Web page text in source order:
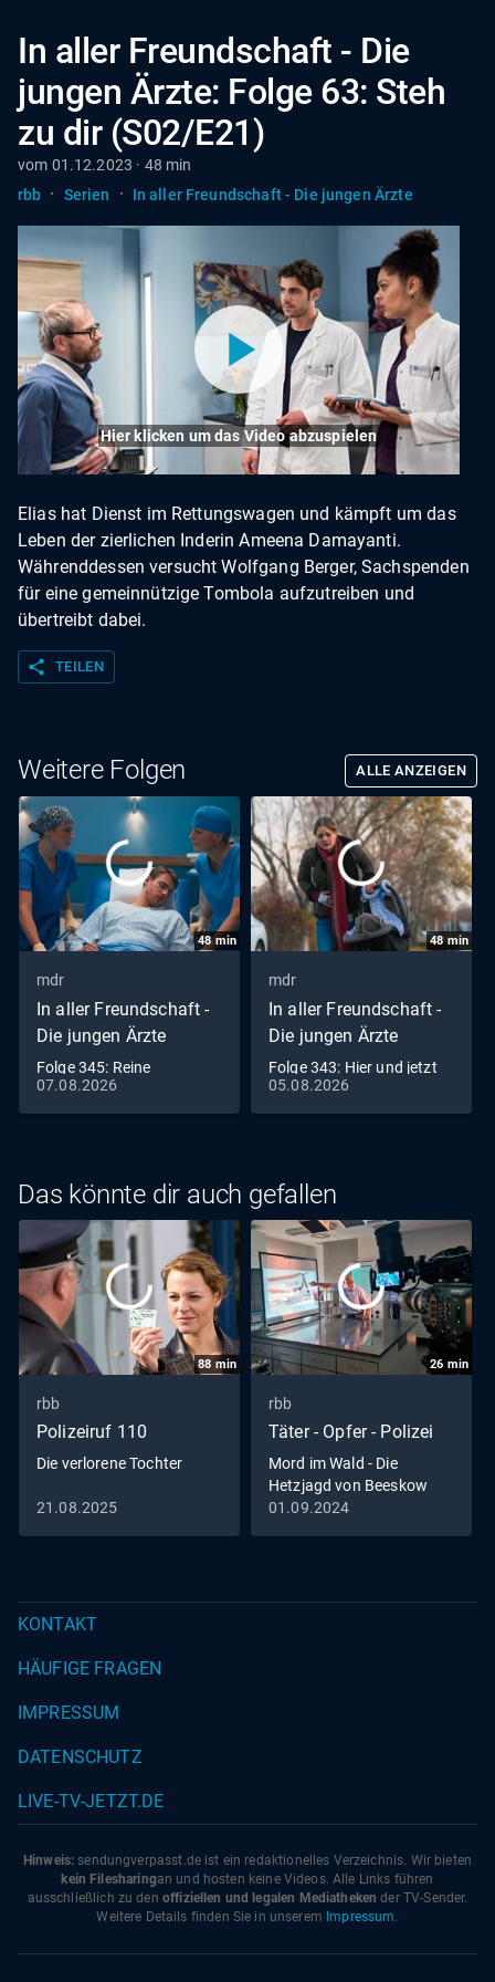
In aller Freundschaft - Die
jungen Ärzte: Folge 63: Steh
zu dir (S02/E21)
vom 01.12.2023 · 48 min
rbb · Serien · In aller Freundschaft - Die jungen Ärzte
Hier klicken um das Video abzuspielen
Elias hat Dienst im Rettungswagen und kämpft um das
Leben der zierlichen Inderin Ameena Damayanti.
Währenddessen versucht Wolfgang Berger, Sachspenden
für eine gemeinnützige Tombola aufzutreiben und
übertreibt dabei.
share TEILEN
Weitere Folgen ALLE ANZEIGEN
48min
mdr
In aller Freundschaft -
Die jungen Ärzte
Folge 345: Reine
Nervensache (S09/E09)
07.08.2026
48min
mdr
In aller Freundschaft -
Die jungen Ärzte
Folge 343: Hier und jetzt
(S09/E07)
05.08.2026
Das könnte dir auch gefallen
88 min
rbb
Polizeiruf 110
Die verlorene Tochter
21.08.2025
26 min
rbb
Täter - Opfer - Polizei
Mord im Wald - Die
Hetzjagd von Beeskow
01.09.2024
KONTAKT
HÄUFIGE FRAGEN
IMPRESSUM
DATENSCHUTZ
LIVE-TV-JETZT.DE
Hinweis: sendungverpasst.de ist ein redaktionelles Verzeichnis. Wir bieten
kein Filesharingan und hosten keine Videos. Alle Links führen
ausschließlich zu den offiziellen und legalen Mediatheken der TV-Sender.
Weitere Details finden Sie in unserem Impressum.